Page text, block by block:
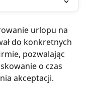
urlopu na
do konkretnych
pozwalając
o czas
akceptacji.